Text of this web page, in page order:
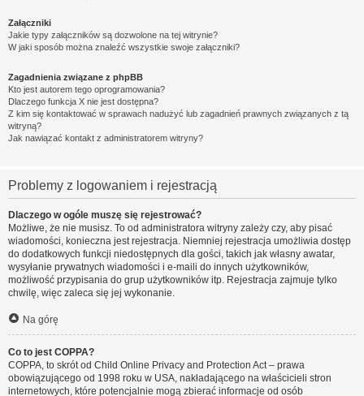
Załączniki
Jakie typy załączników są dozwolone na tej witrynie?
W jaki sposób można znaleźć wszystkie swoje załączniki?
Zagadnienia związane z phpBB
Kto jest autorem tego oprogramowania?
Dlaczego funkcja X nie jest dostępna?
Z kim się kontaktować w sprawach nadużyć lub zagadnień prawnych związanych z tą
witryną?
Jak nawiązać kontakt z administratorem witryny?
Problemy z logowaniem i rejestracją
Dlaczego w ogóle muszę się rejestrować?
Możliwe, że nie musisz. To od administratora witryny zależy czy, aby pisać
wiadomości, konieczna jest rejestracja. Niemniej rejestracja umożliwia dostęp
do dodatkowych funkcji niedostępnych dla gości, takich jak własny awatar,
wysyłanie prywatnych wiadomości i e-maili do innych użytkowników,
możliwość przypisania do grup użytkowników itp. Rejestracja zajmuje tylko
chwilę, więc zaleca się jej wykonanie.
Na górę
Co to jest COPPA?
COPPA, to skrót od Child Online Privacy and Protection Act – prawa
obowiązującego od 1998 roku w USA, nakładającego na właścicieli stron
internetowych, które potencjalnie mogą zbierać informacje od osób